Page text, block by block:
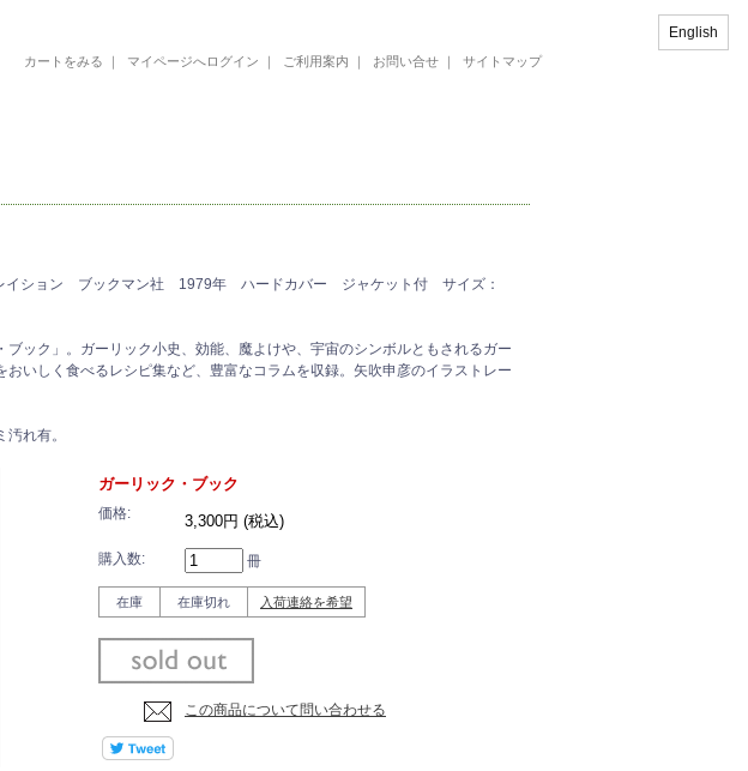
カートをみる ｜ マイページへログイン ｜ ご利用案内 ｜ お問い合せ ｜ サイトマップ
イション ブックマン社 1979年 ハードカバー ジャケット付 サイズ：
ブック」。ガーリック小史、効能、魔よけや、宇宙のシンボルともされるガー
いしく食べるレシピ集など、豊富なコラムを収録。矢吹申彦のイラストレー
れ有。
ガーリック・ブック
価格: 3,300円 (税込)
購入数: 冊
在庫 在庫切れ 入荷連絡を希望
この商品について問い合わせる
English